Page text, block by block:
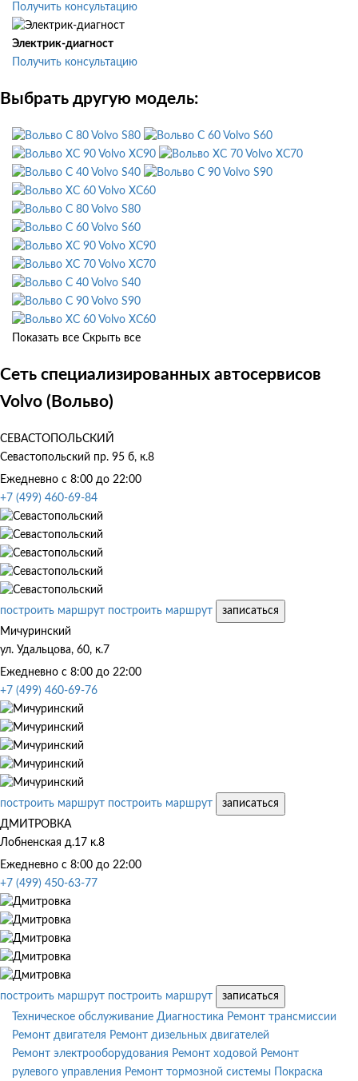
Получить консультацию
Электрик-диагност
Получить консультацию
Выбрать другую модель:
Volvo S80
Volvo S60
Volvo XC90
Volvo XC70
Volvo S40
Volvo S90
Volvo XC60
Volvo S80
Volvo S60
Volvo XC90
Volvo XC70
Volvo S40
Volvo S90
Volvo XC60
Показать все Скрыть все
Сеть специализированных автосервисов
Volvo (Вольво)
СЕВАСТОПОЛЬСКИЙ
Севастопольский пр. 95 б, к.8
Ежедневно с 8:00 до 22:00
+7 (499) 460-69-84
построить маршрут построить маршрут
записаться
Мичуринский
ул. Удальцова, 60, к.7
Ежедневно с 8:00 до 22:00
+7 (499) 460-69-76
построить маршрут построить маршрут
записаться
ДМИТРОВКА
Лобненская д.17 к.8
Ежедневно с 8:00 до 22:00
+7 (499) 450-63-77
построить маршрут построить маршрут
записаться
Техническое обслуживание Диагностика Ремонт трансмиссии
Ремонт двигателя Ремонт дизельных двигателей
Ремонт электрооборудования Ремонт ходовой Ремонт
рулевого управления Ремонт тормозной системы
Покраска